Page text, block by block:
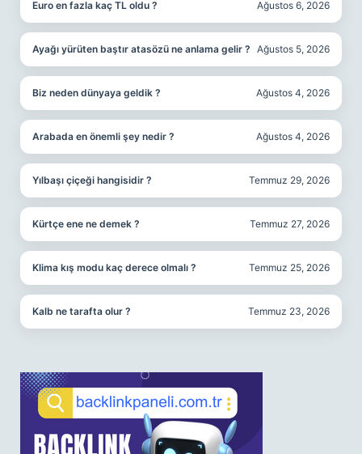
Euro en fazla kaç TL oldu ? Ağustos 6, 2026
Ayağı yürüten baştır atasözü ne anlama gelir ? Ağustos 5, 2026
Biz neden dünyaya geldik ? Ağustos 4, 2026
Arabada en önemli şey nedir ? Ağustos 4, 2026
Yılbaşı çiçeği hangisidir ? Temmuz 29, 2026
Kürtçe ene ne demek ? Temmuz 27, 2026
Klima kış modu kaç derece olmalı ? Temmuz 25, 2026
Kalb ne tarafta olur ? Temmuz 23, 2026